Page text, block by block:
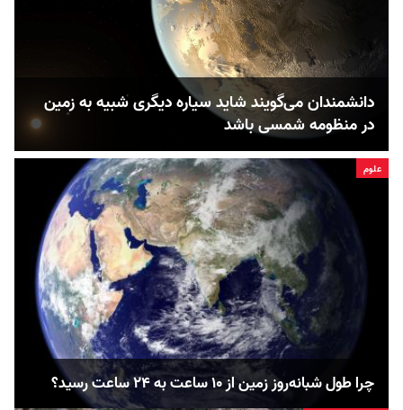
دانشمندان می‌گویند شاید سیاره دیگری شبیه به زمین
در منظومه شمسی باشد
علوم
چرا طول شبانه‌روز زمین از ۱۰ ساعت به ۲۴ ساعت رسید؟